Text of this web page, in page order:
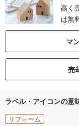
高く
は無
マ
売
ラベル・アイコンの意
リフォーム